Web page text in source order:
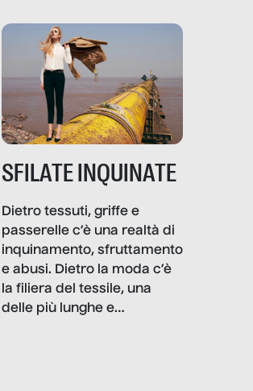
SFILATE INQUINATE
Dietro tessuti, griffe e
passerelle c’è una realtà di
inquinamento, sfruttamento
e abusi. Dietro la moda c’è
la filiera del tessile, una
delle più lunghe e